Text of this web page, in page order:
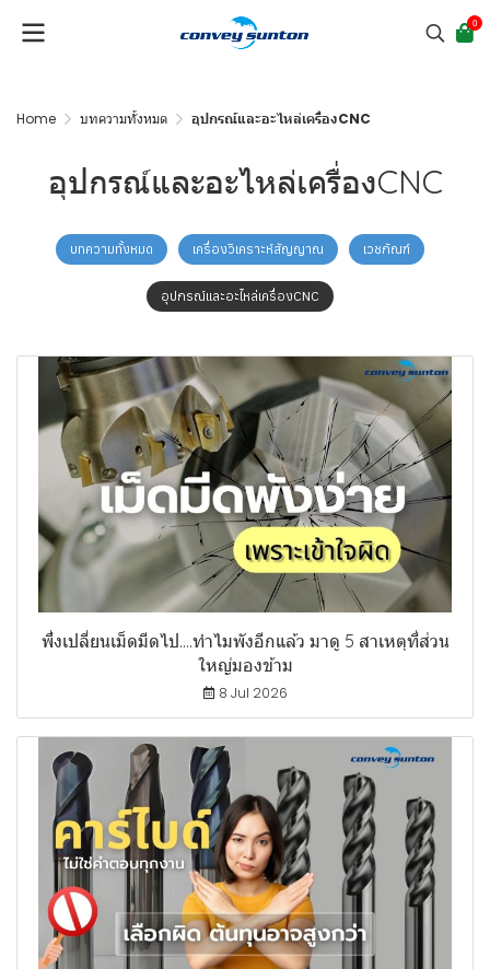
0
Home บทความทั้งหมด อุปกรณ์และอะไหล่เครื่องCNC
อุปกรณ์และอะไหล่เครื่องCNC
บทความทั้งหมด เครื่องวิเคราะห์สัญญาณ เวชภัณฑ์
อุปกรณ์และอะไหล่เครื่องCNC
พึ่งเปลี่ยนเม็ดมีดไป....ทำไมพังอีกแล้ว มาดู 5 สาเหตุที่ส่วน
ใหญ่มองข้าม
8 Jul 2026